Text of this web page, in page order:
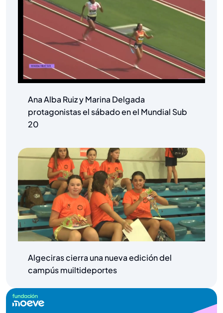
Ana Alba Ruiz y Marina Delgada
protagonistas el sábado en el Mundial Sub
20
Algeciras cierra una nueva edición del
campús muiltideportes